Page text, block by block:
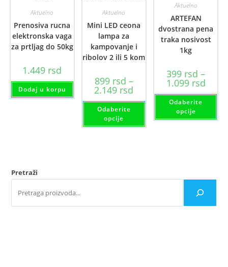
Aktuelno
Prenosiva rucna
elektronska vaga
za prtljag do 50kg
1.449 rsd
Dodaj u korpu
Aktuelno
Mini LED ceona
lampa za
kampovanje i
ribolov 2 ili 5 kom
899 rsd –
2.149 rsd
od
2.149 rsd
Odaberite
opcije
Ovaj
ima
proizvoda.
Aktuelno
ARTEFAN
dvostrana pena
traka nosivost
1kg
399 rsd –
1.099 rsdcena:
od
1.099
Odaberite
opcije
Pretraži